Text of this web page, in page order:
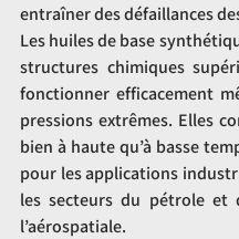
entraîner des défaillances
Les huiles de base
structures chimiques
fonctionner efficacement
pressions extrêmes. Elles
bien à haute qu’à basse
pour les applications
les secteurs du pétrole et
l’aérospatiale.